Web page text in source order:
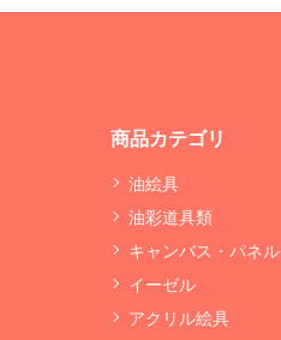
商品カテゴリ
油絵具
油彩道具類
キャンバス・パネル
イーゼル
アクリル絵具